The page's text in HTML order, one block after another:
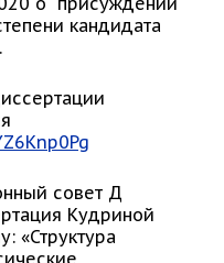
кандидата
.
совет Д
Кудриной
«Структура